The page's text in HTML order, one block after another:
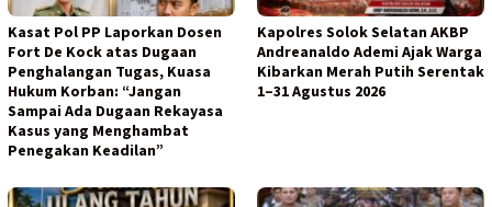
Kasat Pol PP Laporkan Dosen
Fort De Kock atas Dugaan
Penghalangan Tugas, Kuasa
Hukum Korban: “Jangan
Sampai Ada Dugaan Rekayasa
Kasus yang Menghambat
Penegakan Keadilan”
Kapolres Solok Selatan AKBP
Andreanaldo Ademi Ajak Warga
Kibarkan Merah Putih Serentak
1–31 Agustus 2026